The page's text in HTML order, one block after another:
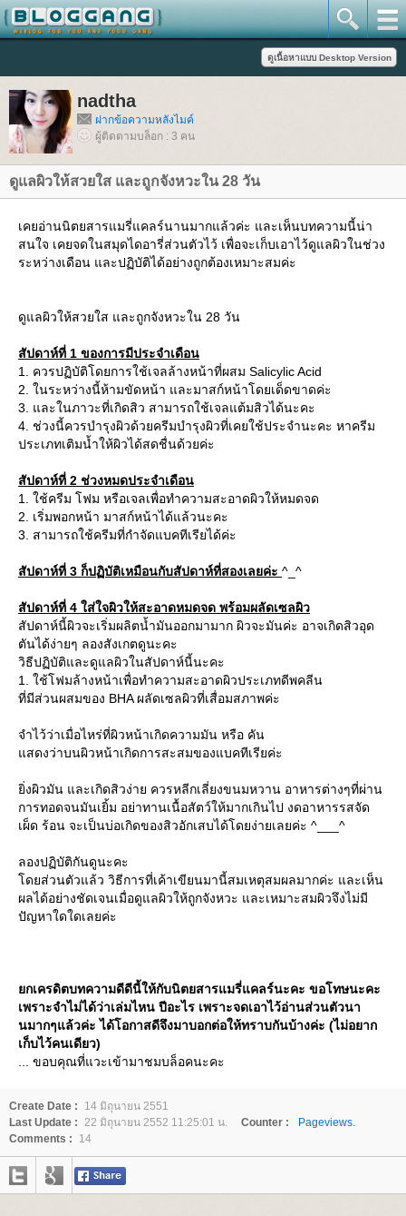
nadtha
ฝากข้อความหลังไมค์
ผู้ติดตามบล็อก : 3 คน
ดูแลผิวให้สวยใส และถูกจังหวะใน 28 วัน
เคยอ่านนิตยสารแมรี่แคลร์นานมากแล้วค่ะ และเห็นบทความนี้น่า
สนใจ เคยจดในสมุดไดอารี่ส่วนตัวไว้ เพื่อจะเก็บเอาไว้ดูแลผิวในช่วง
ระหว่างเดือน และปฏิบัติได้อย่างถูกต้องเหมาะสมค่ะ
ดูแลผิวให้สวยใส และถูกจังหวะใน 28 วัน
สัปดาห์ที่ 1 ของการมีประจำเดือน
1. ควรปฏิบัติโดยการใช้เจลล้างหน้าที่ผสม Salicylic Acid
2. ในระหว่างนี้ห้ามขัดหน้า และมาสก์หน้าโดยเด็ดขาดค่ะ
3. และในภาวะที่เกิดสิว สามารถใช้เจลแต้มสิวได้นะคะ
4. ช่วงนี้ควรบำรุงผิวด้วยครีมบำรุงผิวที่เคยใช้ประจำนะคะ หาครีม
ประเภทเติมน้ำให้ผิวได้สดชื่นด้วยค่ะ
สัปดาห์ที่ 2 ช่วงหมดประจำเดือน
1. ใช้ครีม โฟม หรือเจลเพื่อทำความสะอาดผิวให้หมดจด
2. เริ่มพอกหน้า มาสก์หน้าได้แล้วนะคะ
3. สามารถใช้ครีมที่กำจัดแบคทีเรียได้ค่ะ
สัปดาห์ที่ 3 ก็ปฏิบัติเหมือนกับสัปดาห์ที่สองเลยค่ะ ^_^
สัปดาห์ที่ 4 ใส่ใจผิวให้สะอาดหมดจด พร้อมผลัดเซลผิว
สัปดาห์นี้ผิวจะเริ่มผลิตน้ำมันออกมามาก ผิวจะมันค่ะ อาจเกิดสิวอุด
ตันได้ง่ายๆ ลองสังเกตดูนะคะ
วิธีปฏิบัติและดูแลผิวในสัปดาห์นี้นะคะ
1. ใช้โฟมล้างหน้าเพื่อทำความสะอาดผิวประเภทดีพคลีน
ที่มีส่วนผสมของ BHA ผลัดเซลผิวที่เสื่อมสภาพค่ะ
จำไว้ว่าเมื่อไหร่ที่ผิวหน้าเกิดความมัน หรือ คัน
สดงว่าบนผิวหน้าเกิดการสะสมของแบคทีเรียค่ะ
ิ่งผิวมัน และเกิดสิวง่าย ควรหลีกเลี่ยงขนมหวาน อาหารต่างๆที่ผ่าน
การทอดจนมันเยิ้ม อย่าทานเนื้อสัตว์ให้มากเกินไป งดอาหารรสจัด
เผ็ด ร้อน จะเป็นบ่อเกิดของสิวอักเสบได้โดยง่ายเลยค่ะ ^___^
ลองปฏิบัติกันดูนะคะ
ดยส่วนตัวแล้ว วิธีการที่เค้าเขียนมานี้สมเหตุสมผลมากค่ะ และเห็น
ผลได้อย่างชัดเจนเมื่อดูแลผิวให้ถูกจังหวะ และเหมาะสมผิวจึงไม่มี
ปัญหาใดใดเลยค่ะ
กเครดิตบทความดีดีนี้ให้กับนิตยสารแมรี่แคลร์นะคะ ขอโทษนะคะ
เพราะจำไม่ได้ว่าเล่มไหน ปีอะไร เพราะจดเอาไว้อ่านส่วนตัวนา
นมากๆแล้วค่ะ ได้โอกาสดีจึงมาบอกต่อให้ทราบกันบ้างค่ะ (ไม่อยาก
เก็บไว้คนเดียว)
... ขอบคุณที่แวะเข้ามาชมบล็อคนะคะ
Create Date :
14 มิถุนายน 2551
Last Update : 22 มิถุนายน 2552 11:25:01 น. Counter :
Pageviews.
Comments :
14